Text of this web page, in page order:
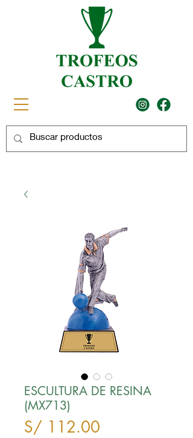
ESCULTURA DE RESINA
(MX713)
S/ 112.00